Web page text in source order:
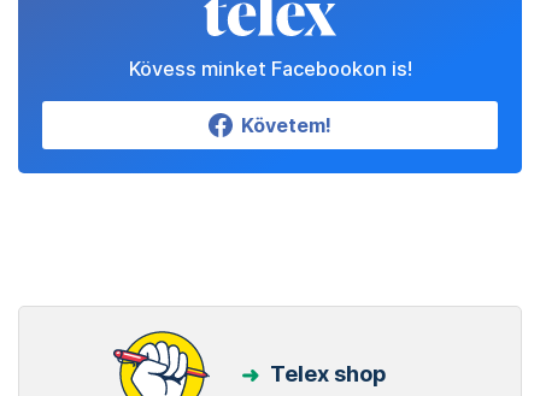
Kövess minket Facebookon is!
Követem!
Telex shop